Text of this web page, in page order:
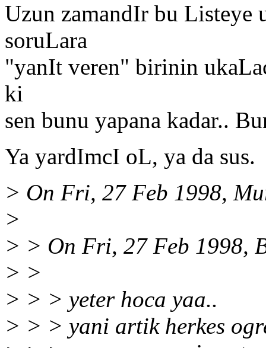
Uzun zamandIr bu Listeye
soruLara
"yanIt veren" birinin
ki
sen bunu yapana kadar..
Ya yardImcI oL, ya da sus.
> On Fri, 27 Feb 1998,
>
> > On Fri, 27 Feb 1998,
> >
> > > yeter hoca yaa..
> > > yani artik herkes